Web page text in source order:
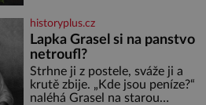
oranžová. Je fialová, žlutá, bílá,
někdy dokonce téměř černá. Až
díky stovkám let pečlivého
šlechtění se z ní stává zelenina,
bez které si českou zahradu ani
nedokážeme představit. Její
příběh je
historyplus.cz
Lapka Grasel si na panstvo
netroufl?
Strhne ji z postele, sváže ji a
krutě zbije. „Kde jsou peníze?“
naléhá Grasel na starou